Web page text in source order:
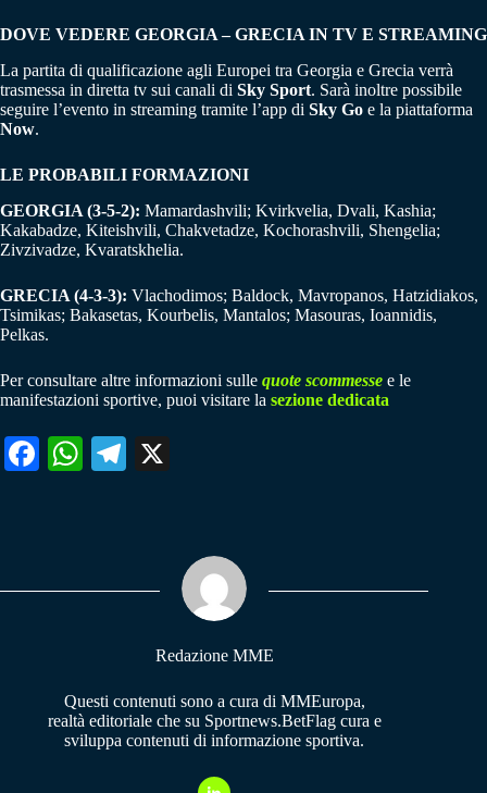
DOVE VEDERE GEORGIA – GRECIA IN TV E STREAMING
La partita di qualificazione agli Europei tra Georgia e Grecia verrà
trasmessa in diretta tv sui canali di Sky Sport. Sarà inoltre possibile
seguire l’evento in streaming tramite l’app di Sky Go e la piattaforma
Now.
LE PROBABILI FORMAZIONI
GEORGIA (3-5-2): Mamardashvili; Kvirkvelia, Dvali, Kashia;
Kakabadze, Kiteishvili, Chakvetadze, Kochorashvili, Shengelia;
Zivzivadze, Kvaratskhelia.
GRECIA (4-3-3): Vlachodimos; Baldock, Mavropanos, Hatzidiakos,
Tsimikas; Bakasetas, Kourbelis, Mantalos; Masouras, Ioannidis,
Pelkas.
Per consultare altre informazioni sulle quote scommesse e le
manifestazioni sportive, puoi visitare la sezione dedicata
Fa W
pp
Te
m
Redazione MME
Questi contenuti sono a cura di MMEuropa,
realtà editoriale che su Sportnews.BetFlag cura e
sviluppa contenuti di informazione sportiva.